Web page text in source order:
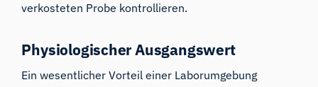
verkosteten Probe kontrollieren.
Physiologischer Ausgangswert
Ein wesentlicher Vorteil einer Laborumgebung